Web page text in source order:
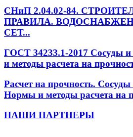
СНиП 2.04.02-84.
ПРАВИЛА.
СЕТ...
ГОСТ 34233.1-2017 Сосуды
и методы расчета на
Расчет на прочность.
Нормы и методы расчета на
НАШИ ПАРТНЕРЫ